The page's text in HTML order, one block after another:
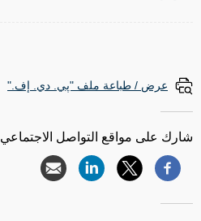
عرض / طباعة ملف "پي. دي. إف."
شارك على مواقع التواصل الاجتماعي